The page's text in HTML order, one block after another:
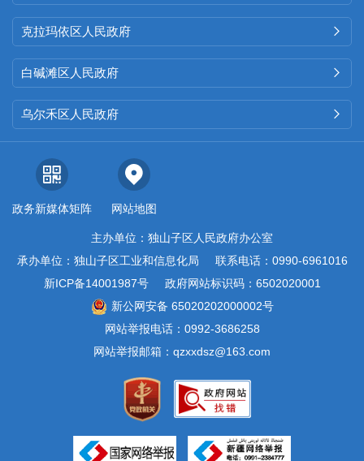
克拉玛依区人民政府 
白碱滩区人民政府 
乌尔禾区人民政府 
政务新媒体矩阵 网站地图
主办单位：独山子区人民政府办公室
承办单位：独山子区工业和信息化局
联系电话：0990-6961016
新ICP备14001987号
政府网站标识码：6502020001
新公网安备 65020202000002号
网站举报电话：0992-3686258
网站举报邮箱：qzxxdsz@163.com